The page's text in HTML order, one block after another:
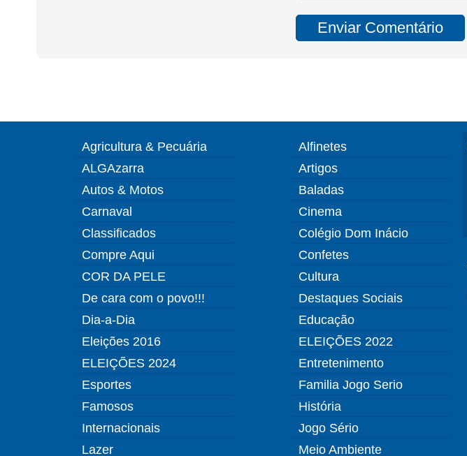
Agricultura & Pecuária
ALGAzarra
Autos & Motos
Carnaval
Classificados
Compre Aqui
COR DA PELE
De cara com o povo!!!
Dia-a-Dia
Eleições 2016
ELEIÇÕES 2024
Esportes
Famosos
Internacionais
Lazer
Alfinetes
Artigos
Baladas
Cinema
Colégio Dom Inácio
Confetes
Cultura
Destaques Sociais
Educação
ELEIÇÕES 2022
Entretenimento
Familia Jogo Serio
História
Jogo Sério
Meio Ambiente